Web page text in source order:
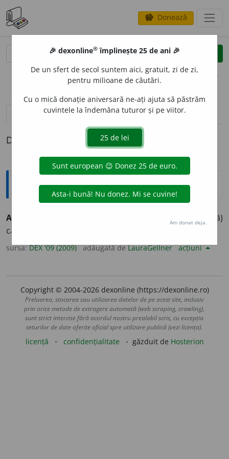
savings Donează
clear
opțiuni
definiții (1) pronunțievolume_up (18)
Definiția cu ID-ul 825508:
Explicative DEX
ALTRU
(Persoană)
călăuzită de altruism. – Din
sursa:DEX '09 (2009) adăugată deLauraGellner acțiuni
Copyright © 2004-2026 dexonline (https://dexonline.ro)
Preluarea, stocarea sau utilizarea datelor de pe acest site, inclusiv
prin orice metode de extragere automată (web scraping, crawling),
sunt strict interzise fără acordul nostru prealabil scris, cu excepția
seturilor de date oferite oficial spre utilizare publică (vezi licența).
licență confidențialitate găzduit de Hosterion
🎉 dexonline® împlinește 25 de ani 🎉
De un sfert de secol suntem aici, gratuit, zi de zi,
pentru milioane de căutări.
Cu o mică donație aniversară ne-ați ajuta să păstrăm
cuvintele la îndemâna tuturor și pe viitor.
Am donat deja.